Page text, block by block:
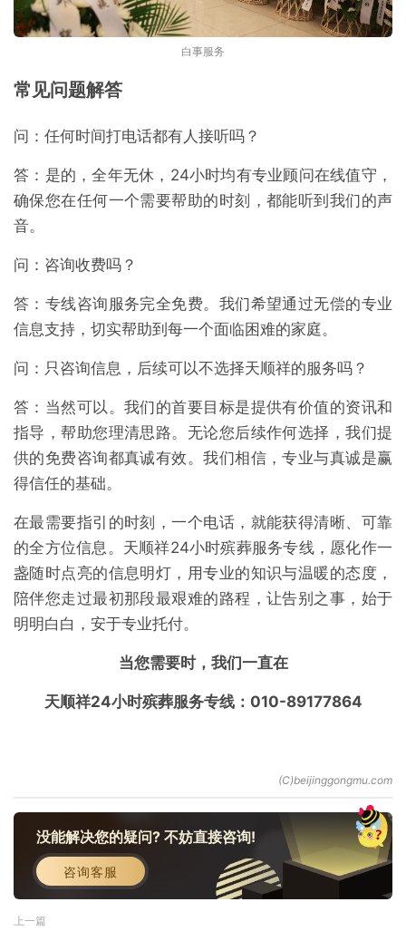
白事服务
常见问题解答
问：任何时间打电话都有人接听吗？
答：是的，全年无休，24小时均有专业顾问在线值守，
确保您在任何一个需要帮助的时刻，都能听到我们的声
音。
问：咨询收费吗？
答：专线咨询服务完全免费。我们希望通过无偿的专业
信息支持，切实帮助到每一个面临困难的家庭。
问：只咨询信息，后续可以不选择天顺祥的服务吗？
答：当然可以。我们的首要目标是提供有价值的资讯和
指导，帮助您理清思路。无论您后续作何选择，我们提
供的免费咨询都真诚有效。我们相信，专业与真诚是赢
得信任的基础。
在最需要指引的时刻，一个电话，就能获得清晰、可靠
的全方位信息。天顺祥24小时殡葬服务专线，愿化作一
盏随时点亮的信息明灯，用专业的知识与温暖的态度，
陪伴您走过最初那段最艰难的路程，让告别之事，始于
明明白白，安于专业托付。
当您需要时，我们一直在
天顺祥24小时殡葬服务专线：010-89177864
没能解决您的疑问? 不妨直接咨询!
咨询客服
上一篇